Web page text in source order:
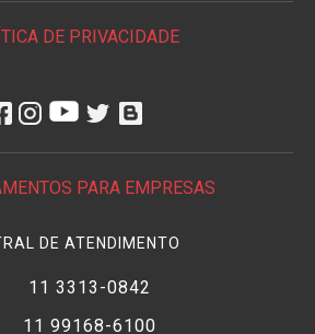
DE PRIVACIDADE
PARA EMPRESAS
DE ATENDIMENTO
11 3313-0842
11 99168-6100